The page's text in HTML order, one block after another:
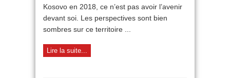
Kosovo en 2018, ce n’est pas avoir l’avenir
devant soi. Les perspectives sont bien
sombres sur ce territoire ...
Lire la suite...